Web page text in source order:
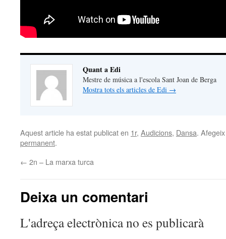
Quant a Edi
Mestre de música a l'escola Sant Joan de Berga
Mostra tots els articles de Edi →
Aquest article ha estat publicat en 1r, Audicions, Dansa.
permanent.
← 2n – La marxa turca
Deixa un comentari
L'adreça electrònica no es publicarà